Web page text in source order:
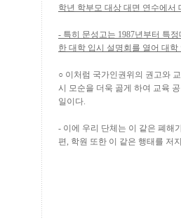
학년 학부모 대상 대면 연수에서
- 특히 문성고는 1987년부터 특
한 대학 입시 설명회를 열어 대
○ 이처럼 국가인권위의 권고와
시 모순을 더욱 곪게 하여 교육
일이다.
- 이에 우리 단체는 이 같은 폐해
편, 학원 또한 이 같은 행태를 저